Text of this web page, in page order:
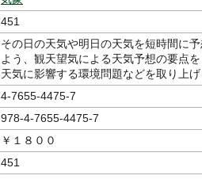
451
その日の天気や明日の天気を短時間に
よう、観天望気による天気予想の要点
天気に影響する環境問題などを取り上
4-7655-4475-7
978-4-7655-4475-7
￥１８００
451